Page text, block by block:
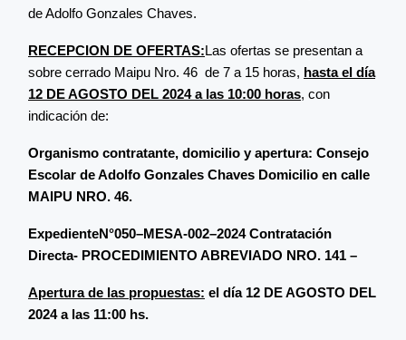
de Adolfo Gonzales Chaves.
RECEPCION DE OFERTAS:Las ofertas se presentan a
sobre cerrado Maipu Nro. 46 de 7 a 15 horas, hasta el día
12 DE AGOSTO DEL 2024 a las 10:00 horas, con
indicación de:
Organismo contratante, domicilio y apertura: Consejo
Escolar de Adolfo Gonzales Chaves Domicilio en calle
MAIPU NRO. 46.
ExpedienteN°050–MESA-002–2024 Contratación
Directa- PROCEDIMIENTO ABREVIADO NRO. 141 –
Apertura de las propuestas: el día 12 DE AGOSTO DEL
2024 a las 11:00 hs.